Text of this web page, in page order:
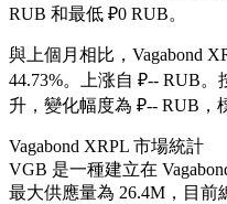
多種以USDC結算的
RUB 和最低 ₽0 RUB。
與上個月相比，Vagabond
44.73%。上涨自 ₽-- RUB。
升，變化幅度為 ₽-- RUB，
Vagabond XRPL 市場統計
VGB 是一種建立在
最大供應量為 26.4M，目前